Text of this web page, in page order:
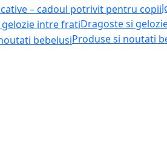
Dragoste si
Produse si noutati